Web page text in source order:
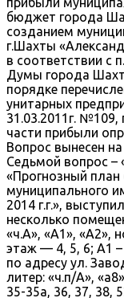
бюджет города
созданием
г.Шахты
в соответствии с
Думы города
порядке
унитарных
31.03.2011г.
части прибыли
Вопрос вынесен
Седьмой вопрос –
«Прогнозный план
муниципального
2014 г.г.»,
несколько
«ч.А», «А1», «А2»,
этаж — 4, 5, 6; А1 –
по адресу ул.
литер: «ч.п/А»,
35-35а, 36, 37, 38,